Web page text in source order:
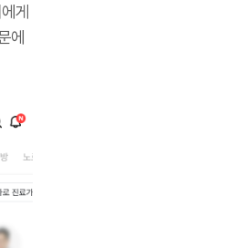
게
에